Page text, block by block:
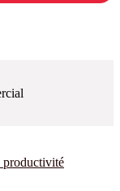
productivité